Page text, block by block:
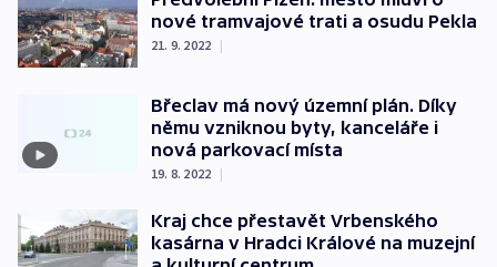
nové tramvajové trati a osudu Pekla
21. 9. 2022 |
Břeclav má nový územní plán. Díky
němu vzniknou byty, kanceláře i
nová parkovací místa
19. 8. 2022 |
Kraj chce přestavět Vrbenského
kasárna v Hradci Králové na muzejní